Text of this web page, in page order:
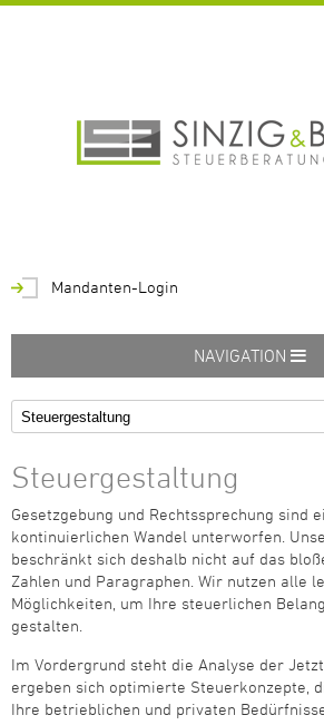
Mandanten-Login
NAVIGATION
Steuergestaltung
Gesetzgebung und Rechtssprechung sind
kontinuierlichen Wandel unterworfen.
beschränkt sich deshalb nicht auf das
Zahlen und Paragraphen. Wir nutzen alle
Möglichkeiten, um Ihre steuerlichen
gestalten.
Im Vordergrund steht die Analyse der
ergeben sich optimierte Steuerkonzepte,
Ihre betrieblichen und privaten